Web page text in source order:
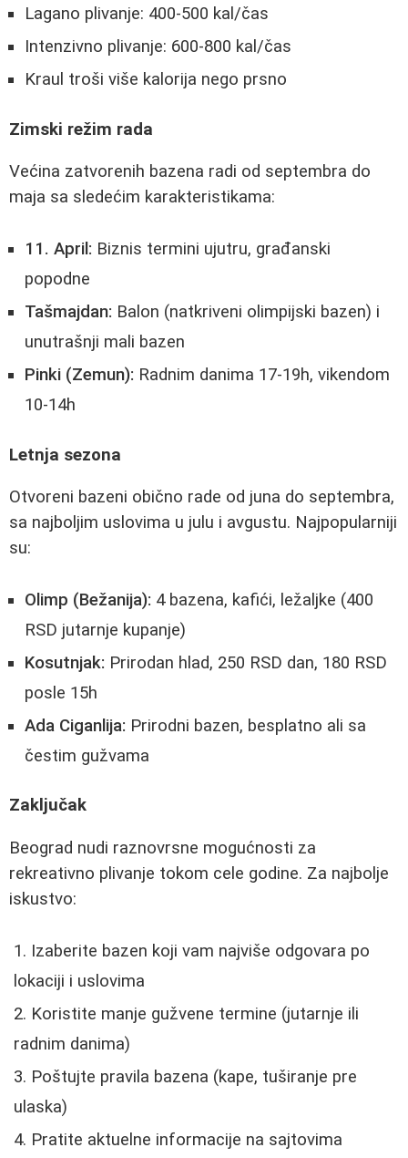
Lagano plivanje: 400-500 kal/čas
Intenzivno plivanje: 600-800 kal/čas
Kraul troši više kalorija nego prsno
Zimski režim rada
Većina zatvorenih bazena radi od septembra do
maja sa sledećim karakteristikama:
11. April: Biznis termini ujutru, građanski
popodne
Tašmajdan: Balon (natkriveni olimpijski bazen) i
unutrašnji mali bazen
Pinki (Zemun): Radnim danima 17-19h, vikendom
10-14h
Letnja sezona
Otvoreni bazeni obično rade od juna do septembra,
sa najboljim uslovima u julu i avgustu. Najpopularniji
su:
Olimp (Bežanija): 4 bazena, kafići, ležaljke (400
RSD jutarnje kupanje)
Kosutnjak: Prirodan hlad, 250 RSD dan, 180 RSD
posle 15h
Ada Ciganlija: Prirodni bazen, besplatno ali sa
čestim gužvama
Zaključak
Beograd nudi raznovrsne mogućnosti za
rekreativno plivanje tokom cele godine. Za najbolje
iskustvo:
Izaberite bazen koji vam najviše odgovara po
lokaciji i uslovima
Koristite manje gužvene termine (jutarnje ili
radnim danima)
Poštujte pravila bazena (kape, tuširanje pre
ulaska)
Pratite aktuelne informacije na sajtovima